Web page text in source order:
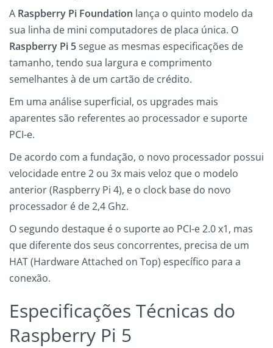
A Raspberry Pi Foundation lança o quinto modelo da
sua linha de mini computadores de placa única. O
Raspberry Pi 5segue as mesmas especificações de
tamanho, tendo sua largura e comprimento
semelhantes à de um cartão de crédito.
Em uma análise superficial, os upgrades mais
aparentes são referentes ao processador e suporte
PCI-e.
De acordo com a fundação, o novo processador possui
velocidade entre 2 ou 3x mais veloz que o modelo
anterior (Raspberry Pi 4), e o clock base do novo
processador é de 2,4 Ghz.
O segundo destaque é o suporte ao PCI-e 2.0 x1, mas
que diferente dos seus concorrentes, precisa de um
HAT (Hardware Attached on Top) específico para a
conexão.
Especificações Técnicas do
Raspberry Pi 5